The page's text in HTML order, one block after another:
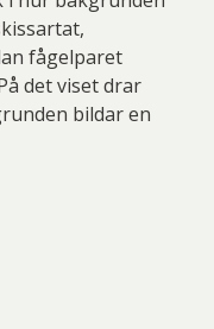
fågelparet
det viset drar
bildar en